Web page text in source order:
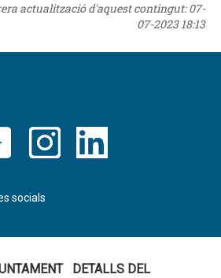
actualització d'aquest contingut:07-
07-2023 18:13
socials
DETALLS DEL